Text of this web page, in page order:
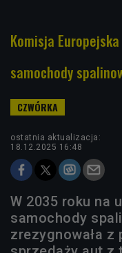
Komisja
samochody
ostatnia aktualizacja:
18.12.2025 16:48
W 2035 roku na
samochody
zrezygnowała z